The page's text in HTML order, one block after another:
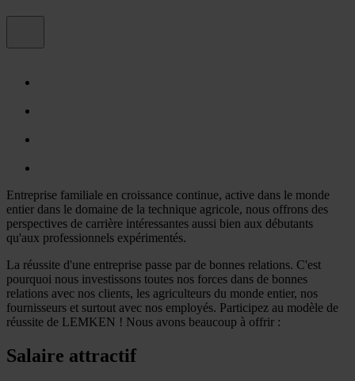
Entreprise familiale en croissance continue, active dans le monde
entier dans le domaine de la technique agricole, nous offrons des
perspectives de carrière intéressantes aussi bien aux débutants
qu'aux professionnels expérimentés.
La réussite d'une entreprise passe par de bonnes relations. C'est
pourquoi nous investissons toutes nos forces dans de bonnes
relations avec nos clients, les agriculteurs du monde entier, nos
fournisseurs et surtout avec nos employés. Participez au modèle de
réussite de LEMKEN ! Nous avons beaucoup à offrir :
Salaire attractif